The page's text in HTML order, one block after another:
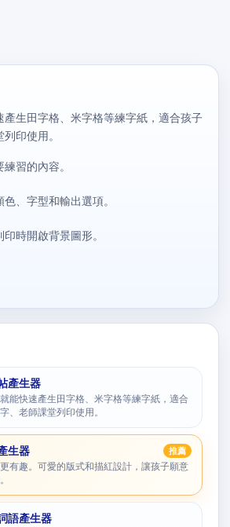
產生田字格、米字格等練字紙，適合孩子
印使用。
習的內容。
、字型和輸出選項。
時開啟背景圖形。
產生器
能快速產生田字格、米字格等練字紙，適合
、老師課堂列印使用。
生器 推薦
有趣。可愛的版式和描紅設計，讓孩子願意
語產生器